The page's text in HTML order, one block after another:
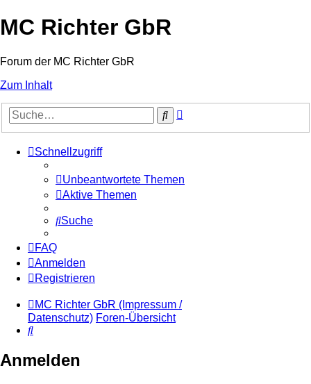
MC Richter GbR
Forum der MC Richter GbR
Zum Inhalt
Suche
Schnellzugriff
Unbeantwortete Themen
Aktive Themen
Suche
FAQ
Anmelden
Registrieren
MC Richter GbR (Impressum /
Datenschutz) Foren-Übersicht
Suche
Anmelden